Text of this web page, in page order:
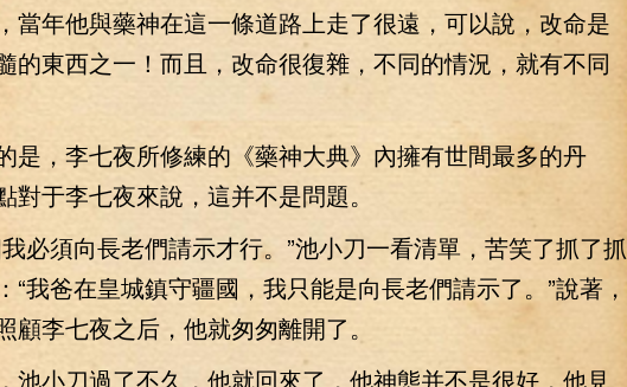
當年他與藥神在這一條道路上走了很遠，可以說，改命是
的東西之一！而且，改命很復雜，不同的情況，就有不同
，李七夜所修練的《藥神大典》內擁有世間最多的丹
對于李七夜來說，這并不是問題。
須向長老們請示才行。”池小刀一看清單，苦笑了抓了抓
“我爸在皇城鎮守疆國，我只能是向長老們請示了。”說著，
顧李七夜之后，他就匆匆離開了。
刀過了不久，他就回來了，他神態并不是很好，他見